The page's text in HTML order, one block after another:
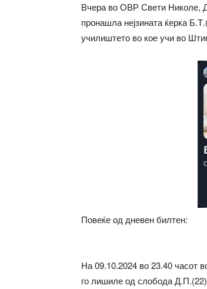
Вчера во ОВР Свети Николе,
пронашла нејзината ќерка
училиштето во кое учи во
Повеќе од дневен билтен:
На 09.10.2024 во 23.40 часот
го лишиле од слобода